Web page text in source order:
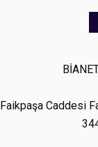
Faikpaşa Caddesi